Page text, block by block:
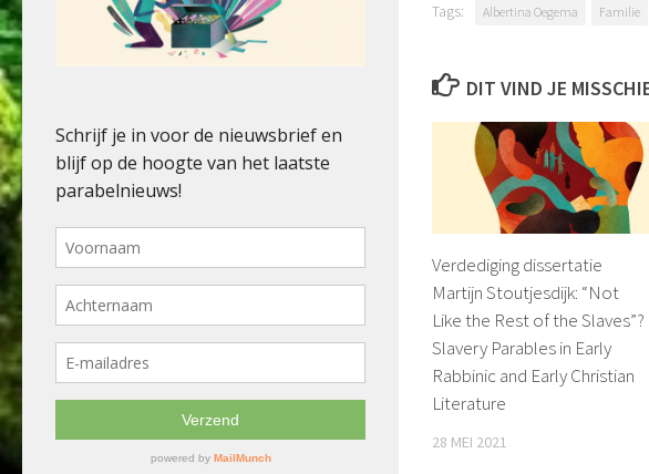
Tags: Albertina Oegema Familie
DIT VIND JE
Verdediging dissertatie
Martijn Stoutjesdijk: “Not
Like the Rest of the Slaves”?
Slavery Parables in Early
Rabbinic and Early Christian
Literature
28 MEI 2021